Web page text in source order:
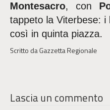
Montesacro, con
tappeto la Viterbese: i
così in quinta piazza.
Scritto da Gazzetta Regionale
Lascia un commento